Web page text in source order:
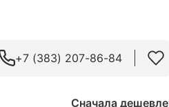
+7 (383) 207-86-84
Сначала дешевле